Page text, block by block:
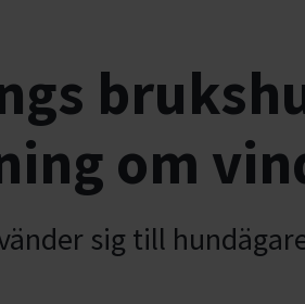
om
sig till